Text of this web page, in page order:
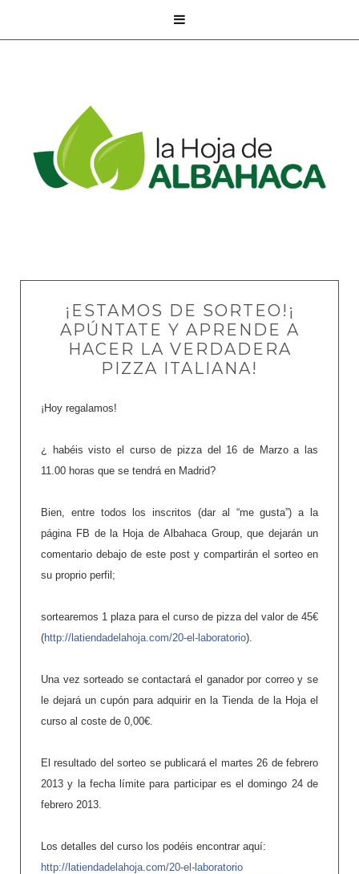

¡ESTAMOS DE SORTEO!¡
APÚNTATE Y APRENDE A
HACER LA VERDADERA
PIZZA ITALIANA!
¡Hoy regalamos!
¿ habéis visto el curso de pizza del 16 de Marzo a las
11.00 horas que se tendrá en Madrid?
Bien, entre todos los inscritos (dar al “me gusta”) a la
página FB de la Hoja de Albahaca Group, que dejarán un
comentario debajo de este post y compartirán el sorteo en
su proprio perfil;
sortearemos 1 plaza para el curso de pizza del valor de 45€
(http://latiendadelahoja.com/20-el-laboratorio).
Una vez sorteado se contactará el ganador por correo y se
le dejará un cupón para adquirir en la Tienda de la Hoja el
curso al coste de 0,00€.
El resultado del sorteo se publicará el martes 26 de febrero
2013 y la fecha límite para participar es el domingo 24 de
febrero 2013.
Los detalles del curso los podéis encontrar aquí:
http://latiendadelahoja.com/20-el-laboratorio